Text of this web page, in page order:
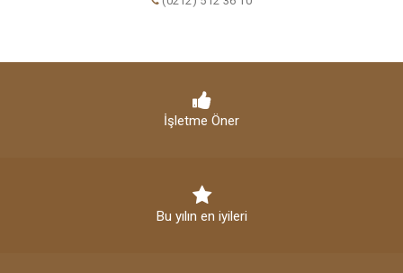
İşletme Öner
Bu yılın en iyileri